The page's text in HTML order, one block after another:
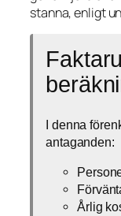
stanna, enligt
I denna
antaganden:
Årlig